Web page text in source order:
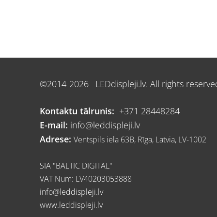
©2014-2026– LEDdispleji.lv. All rights
Kontaktu tālrunis: +371 28448284
E-mail: info@leddispleji.lv
Adrese: Ventspils iela 63B, Rīga, Latvia, LV-1002
SIA "BALTIC DIGITAL"
VAT Num: LV40203053888
info@leddispleji.lv
www.leddispleji.lv